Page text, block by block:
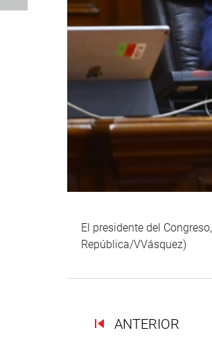
El presidente del
República/VVásquez)
ANTERIOR